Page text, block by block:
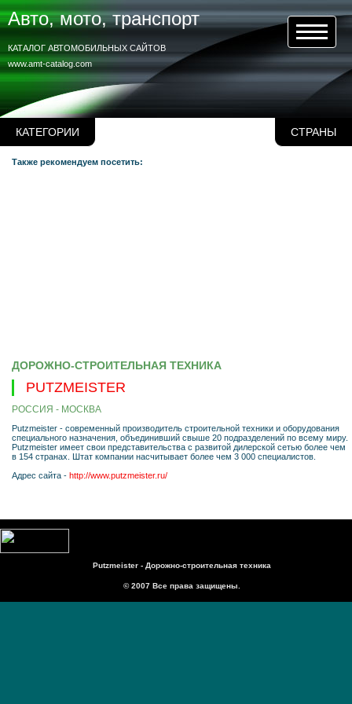
КАТЕГОРИИ СТРАНЫ
Авто, мото, транспорт
www.amt-catalog.com
КАТАЛОГ АВТОМОБИЛЬНЫХ САЙТОВ
Также рекомендуем посетить:
ДОРОЖНО-СТРОИТЕЛЬНАЯ ТЕХНИКА
PUTZMEISTER
РОССИЯ - МОСКВА
Putzmeister - современный производитель строительной техники и оборудования
специального назначения, объединивший свыше 20 подразделений по всему миру.
Putzmeister имеет свои представительства с развитой дилерской сетью более чем
в 154 странах. Штат компании насчитывает более чем 3 000 специалистов.
Адрес сайта - http://www.putzmeister.ru/
Putzmeister - Дорожно-строительная техника
© 2007 Все права защищены.